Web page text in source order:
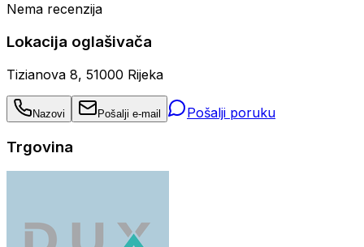
Nema recenzija
Lokacija oglašivača
Tizianova 8, 51000 Rijeka
Nazovi Pošalji e-mail Pošalji poruku
Trgovina